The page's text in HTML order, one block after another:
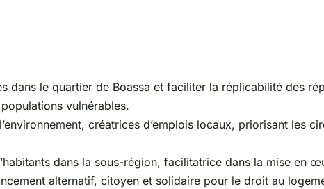
dans le quartier de Boassa et faciliter la réplicabilité des
vulnérables.
créatrices d’emplois locaux, priorisant les
dans la sous-région, facilitatrice dans la mise en
alternatif, citoyen et solidaire pour le droit au